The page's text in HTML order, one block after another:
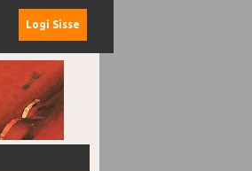
Logi Sisse